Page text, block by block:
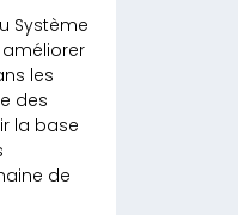
Système
améliorer
les
des
la base
de